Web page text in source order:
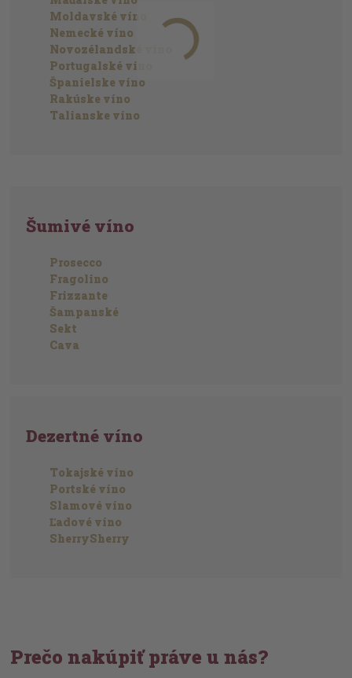
Moldavské víno
Nemecké víno
Novozélandské víno
Portugalské víno
Španielske víno
Rakúske víno
Talianske víno
Šumivé víno
Prosecco
Fragolino
Frizzante
Šampanské
Sekt
Cava
Dezertné víno
Tokajské víno
Portské víno
Slamové víno
Ľadové víno
SherrySherry
Prečo nakúpiť práve u nás?